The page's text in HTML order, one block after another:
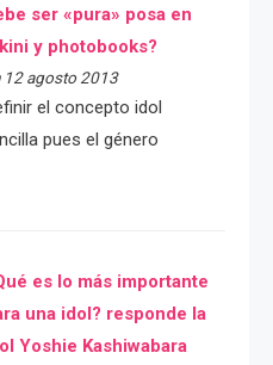
ser «pura» posa en
y photobooks?
12 agosto 2013
el concepto idol
pues el género
es lo más importante
una idol? responde la
Yoshie Kashiwabara